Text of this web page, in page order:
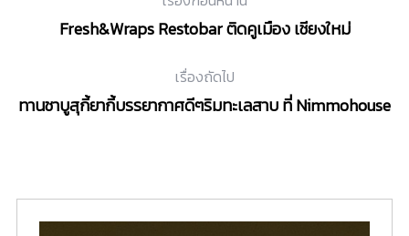
Fresh&Wraps Restobar ติดคูเมือง เชียงใหม่
เรื่องถัดไป
ทานชาบูสุกี้ยากี้บรรยากาศดีๆริมทะเลสาบ ที่ Nimmohouse